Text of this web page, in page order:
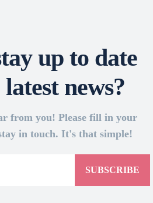
up to date
news?
from you! Please fill in your
in touch. It's that simple!
SUBSCRIBE